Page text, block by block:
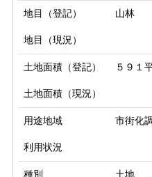
地目（登記） 山林
地目（現況）
土地面積（登記） ５９１
土地面積（現況）
用途地域 市街化
利用状況
種別 土地